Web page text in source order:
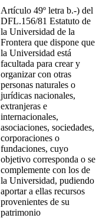
Artículo 49º letra b.-) del
DFL.156/81 Estatuto de
la Universidad de la
Frontera que dispone que
la Universidad está
facultada para crear y
organizar con otras
personas naturales o
jurídicas nacionales,
extranjeras e
internacionales,
asociaciones, sociedades,
corporaciones o
fundaciones, cuyo
objetivo corresponda o se
complemente con los de
la Universidad, pudiendo
aportar a ellas recursos
provenientes de su
patrimonio